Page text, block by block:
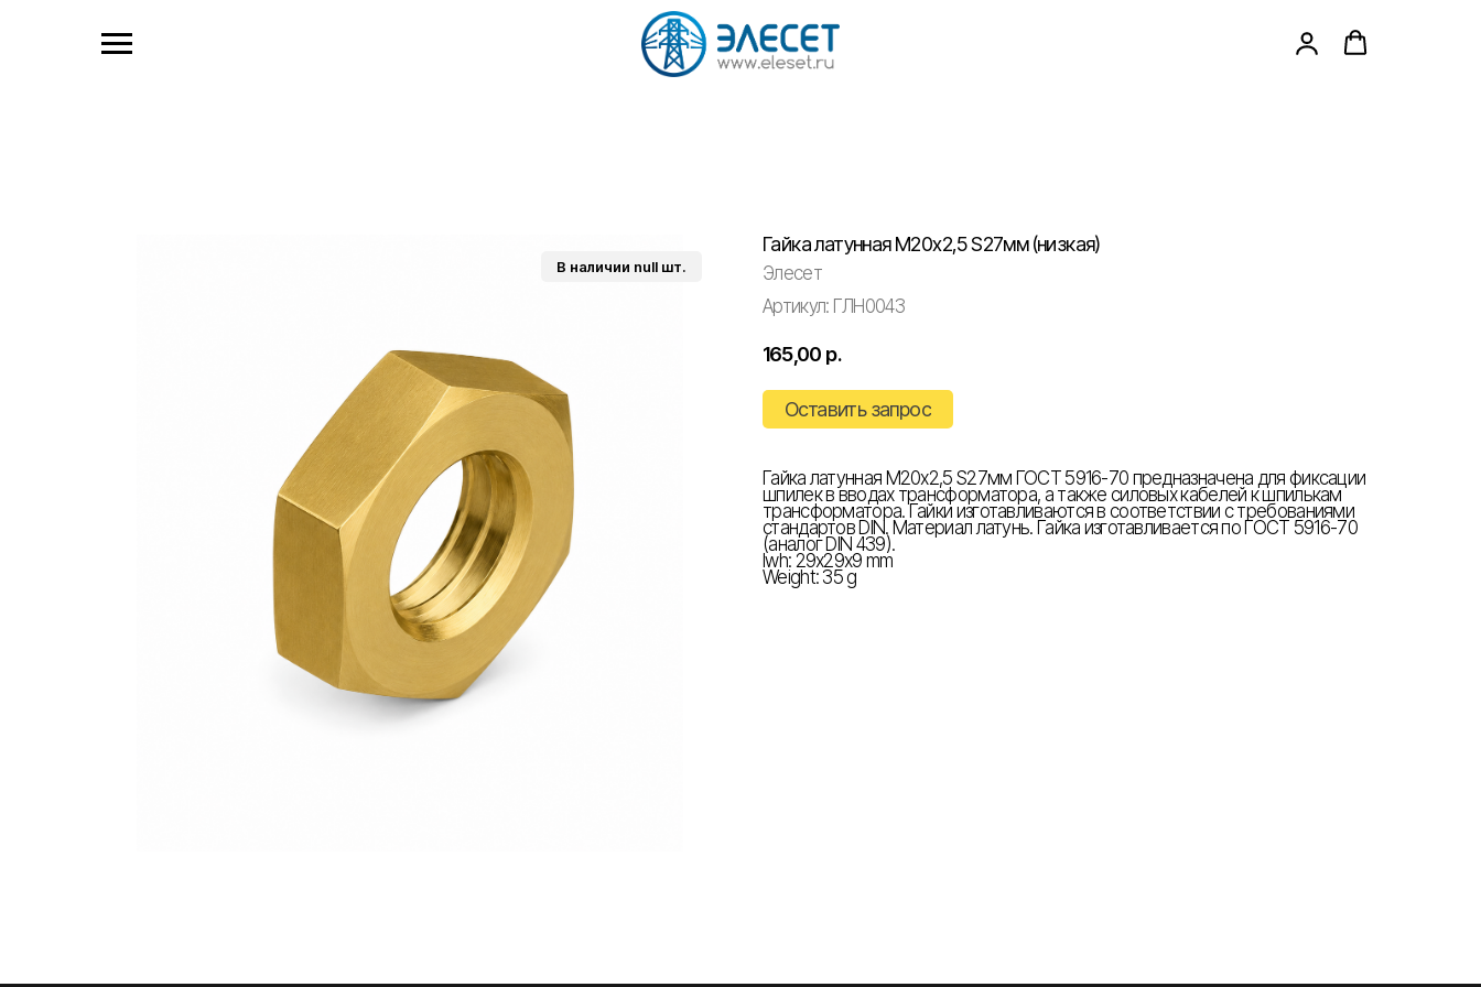
Гайка латунная М20х2,5 S27мм (низкая)
Элесет
Артикул: ГЛН0043
165,00 р.
Оставить запрос
Гайка латунная М20х2,5 S27мм ГОСТ 5916-70 предназначена для фиксации
шпилек в вводах трансформатора, а также силовых кабелей к шпилькам
трансформатора. Гайки изготавливаются в соответствии с требованиями
стандартов DIN. Материал латунь. Гайка изготавливается по ГОСТ 5916-70
(аналог DIN 439).
lwh: 29x29x9 mm
Weight: 35 g